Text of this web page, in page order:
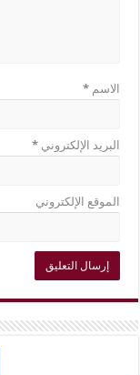
الاسم*
البريد الإلكتروني*
الموقع الإلكتروني